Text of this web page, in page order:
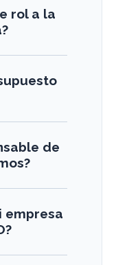
rol a la
de
empresa